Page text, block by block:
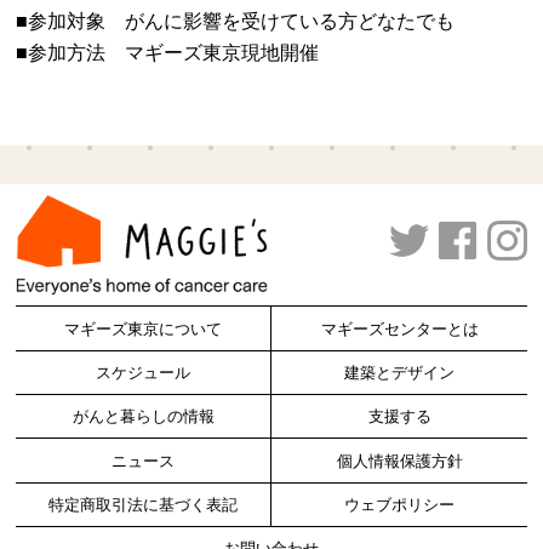
■参加対象 がんに影響を受けている方どなたでも
■参加方法 マギーズ東京現地開催
マギーズ東京について マギーズセンターとは
スケジュール 建築とデザイン
がんと暮らしの情報 支援する
ニュース 個人情報保護方針
特定商取引法に基づく表記 ウェブポリシー